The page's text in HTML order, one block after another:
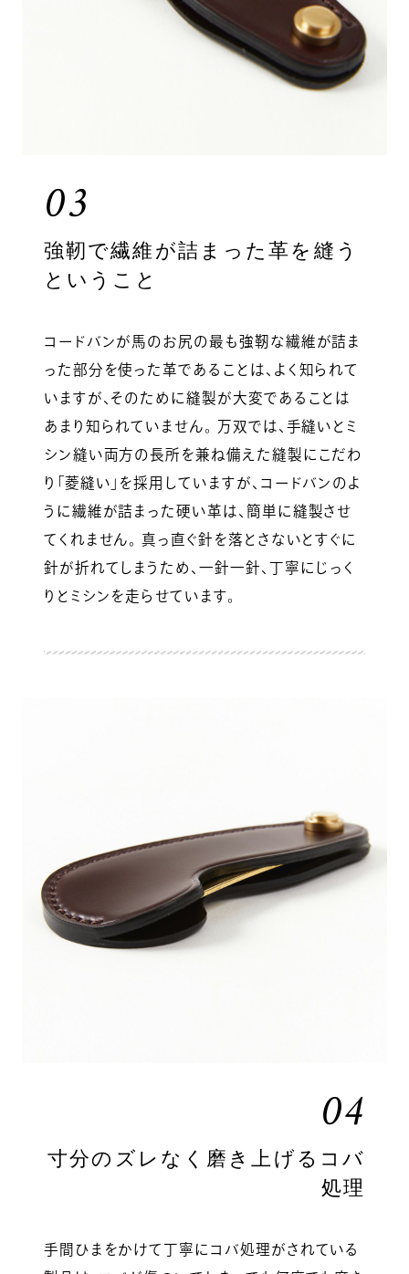
03
強靭で繊維が詰まった革を縫う
ということ
コードバンが馬のお尻の最も強靭な繊維が詰ま
った部分を使った革であることは、よく知られて
いますが、そのために縫製が大変であることは
あまり知られていません。 万双では、手縫いとミ
シン縫い両方の長所を兼ね備えた縫製にこだわ
り「菱縫い」を採用していますが、コードバンのよ
うに繊維が詰まった硬い革は、簡単に縫製させ
てくれません。 真っ直ぐ針を落とさないとすぐに
針が折れてしまうため、一針一針、丁寧にじっく
りとミシンを走らせています。
04
寸分のズレなく磨き上げるコバ
処理
手間ひまをかけて丁寧にコバ処理がされている